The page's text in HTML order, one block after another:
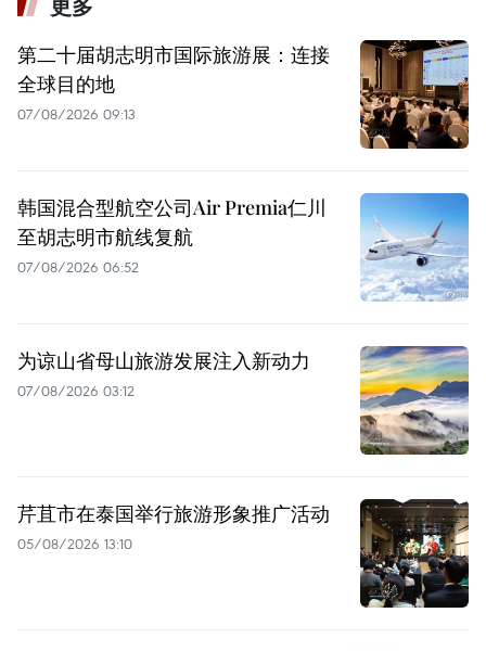
更多
第二十届胡志明市国际旅游展：连接
全球目的地
07/08/2026 09:13
韩国混合型航空公司Air Premia仁川
至胡志明市航线复航
07/08/2026 06:52
为谅山省母山旅游发展注入新动力
07/08/2026 03:12
芹苴市在泰国举行旅游形象推广活动
05/08/2026 13:10